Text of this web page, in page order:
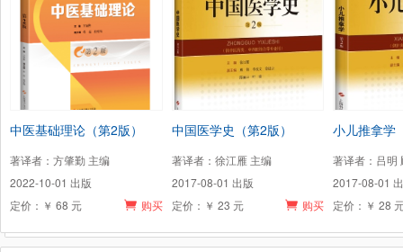
中医基础理论（第2版）
著译者：方肇勤 主编
2022-10-01 出版
购买
定价：￥ 68 元
中国医学史（第2版）
著译者：徐江雁 主编
2017-08-01 出版
购买
定价：￥ 23 元
小儿推拿学
著译者：吕明
2017-08-01
定价：￥ 28